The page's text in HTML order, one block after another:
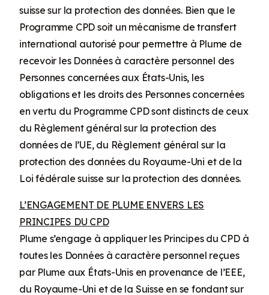
suisse sur la protection des données. Bien que le
Programme CPD soit un mécanisme de transfert
international autorisé pour permettre à Plume de
recevoir les Données à caractère personnel des
Personnes concernées aux États-Unis, les
obligations et les droits des Personnes concernées
en vertu du Programme CPD sont distincts de ceux
du Règlement général sur la protection des
données de l’UE, du Règlement général sur la
protection des données du Royaume-Uni et de la
Loi fédérale suisse sur la protection des données.
L’ENGAGEMENT DE PLUME ENVERS LES
PRINCIPES DU CPD
Plume s’engage à appliquer les Principes du CPD à
toutes les Données à caractère personnel reçues
par Plume aux États-Unis en provenance de l’EEE,
du Royaume-Uni et de la Suisse en se fondant sur